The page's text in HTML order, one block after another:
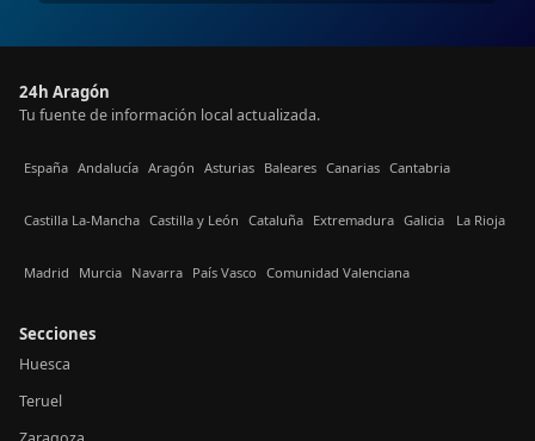
24h Aragón
Tu fuente de información local actualizada.
España Andalucía Aragón Asturias Baleares Canarias Cantabria
Castilla La-Mancha Castilla y León Cataluña Extremadura Galicia La Rioja
Madrid Murcia Navarra País Vasco Comunidad Valenciana
Secciones
Huesca
Teruel